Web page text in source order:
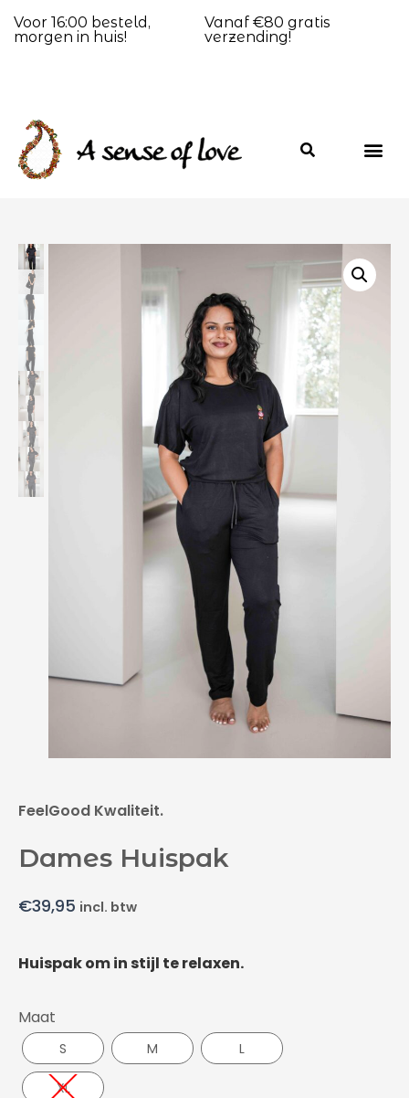
Voor 16:00 besteld,
morgen in huis!
Vanaf €80 gratis
verzending!
FeelGood Kwaliteit.
Dames Huispak
€39,95 incl. btw
Huispak om in stijl te relaxen.
Maat
S M L
XL